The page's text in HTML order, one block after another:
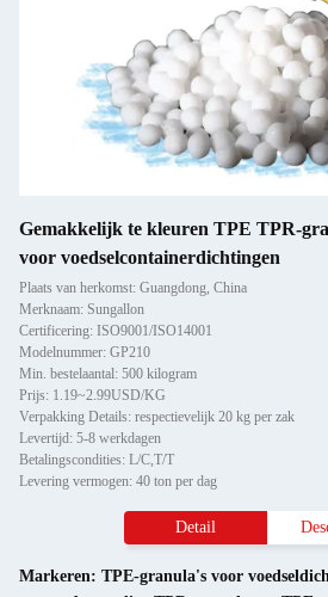
Gemakkelijk te kleuren TPE TPR-
voor voedselcontainerdichtingen
Plaats van herkomst: Guangdong, China
Merknaam: Sungallon
Certificering: ISO9001/ISO14001
Modelnummer: GP210
Min. bestelaantal: 500 kilogram
Prijs: 1.19~2.99USD/KG
Verpakking Details: respectievelijk 20 kg per zak
Levertijd: 5-8 werkdagen
Betalingscondities: L/C,T/T
Levering vermogen: 40 ton per dag
Detail
Markeren: TPE-granula's voor